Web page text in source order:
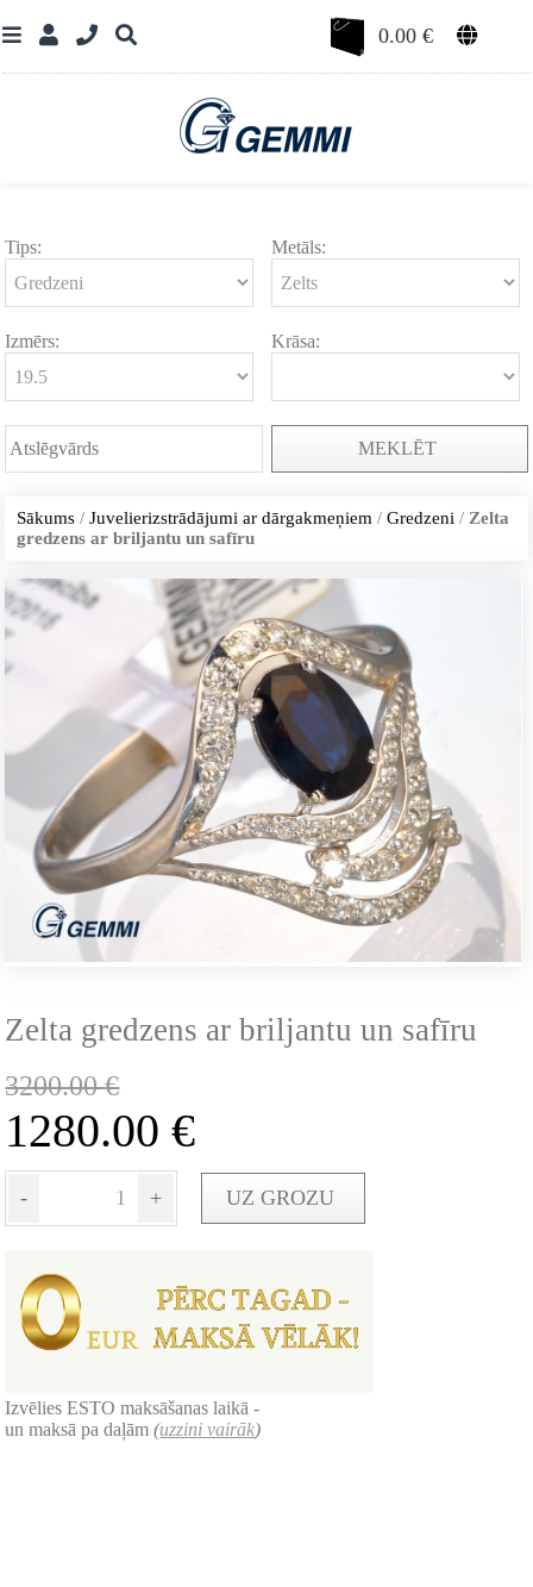
0.00€
Tips: Metāls:
Izmērs: Krāsa:
MEKLĒT
Sākums /Juvelierizstrādājumi ar dārgakmeņiem /Gredzeni / Zelta
gredzens ar briljantu un safīru
Zelta gredzens ar briljantu un safīru
3200.00€
1280.00€
- + UZ GROZU
Izvēlies ESTO maksāšanas laikā -
un maksā pa daļām(uzzini vairāk)